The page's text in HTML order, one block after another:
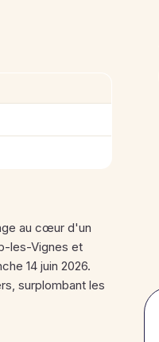
au cœur d'un
les-Vignes et
14 juin 2026.
surplombant les